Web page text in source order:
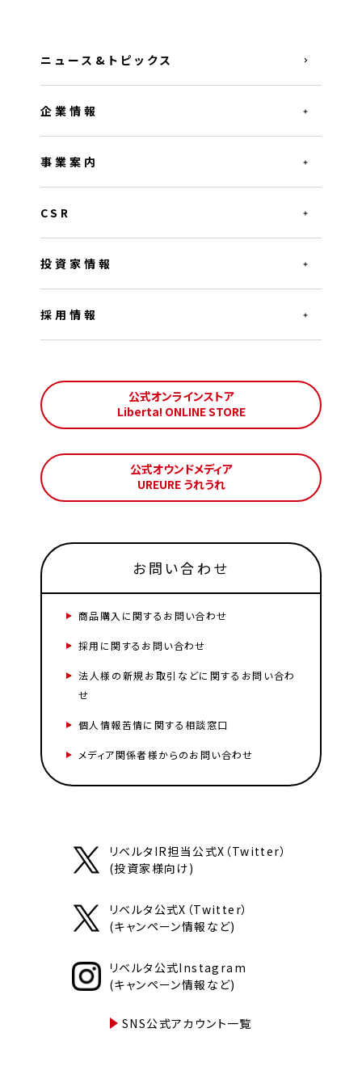
ニュース&トピックス
企業情報
事業案内
CSR
投資家情報
採用情報
公式オンラインストア
Liberta! ONLINE STORE
公式オウンドメディア
UREURE うれうれ
お問い合わせ
商品購入に関するお問い合わせ
採用に関するお問い合わせ
法人様の新規お取引などに関するお問い合わ
せ
個人情報苦情に関する相談窓口
メディア関係者様からのお問い合わせ
リベルタIR担当公式X（Twitter）
(投資家様向け)
リベルタ公式X（Twitter）
(キャンペーン情報など)
リベルタ公式Instagram
(キャンペーン情報など)
SNS公式アカウント一覧